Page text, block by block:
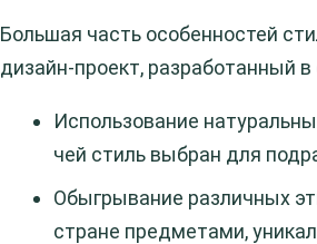
Большая часть особенностей
дизайн-проект, разработанный
Использование
чей стиль выбран для
Обыгрывание различных
стране предметами,